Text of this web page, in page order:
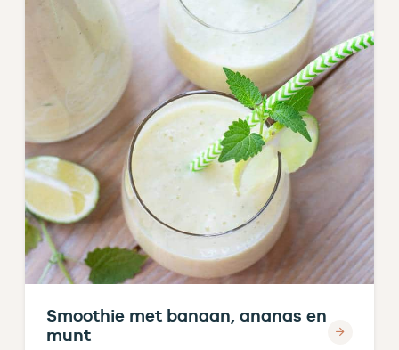
Smoothie met banaan, ananas en
munt